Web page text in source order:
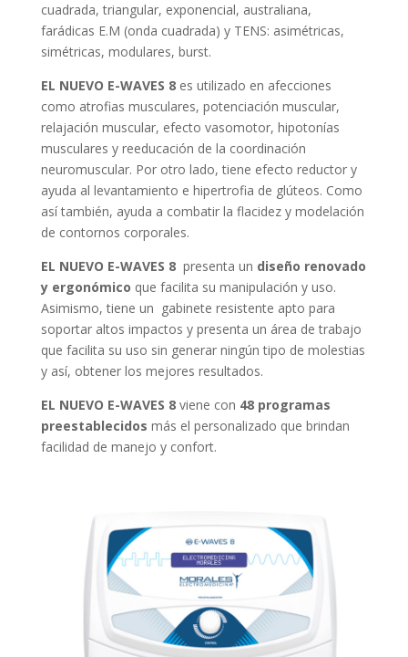
cuadrada, triangular, exponencial, australiana,
farádicas E.M (onda cuadrada) y TENS: asimétricas,
simétricas, modulares, burst.
EL NUEVO E-WAVES 8 es utilizado en afecciones
como atrofias musculares, potenciación muscular,
relajación muscular, efecto vasomotor, hipotonías
musculares y reeducación de la coordinación
neuromuscular. Por otro lado, tiene efecto reductor y
ayuda al levantamiento e hipertrofia de glúteos. Como
así también, ayuda a combatir la flacidez y modelación
de contornos corporales.
EL NUEVO E-WAVES 8 presenta un diseño renovado
y ergonómico que facilita su manipulación y uso.
Asimismo, tiene un gabinete resistente apto para
soportar altos impactos y presenta un área de trabajo
que facilita su uso sin generar ningún tipo de molestias
y así, obtener los mejores resultados.
EL NUEVO E-WAVES 8 viene con 48 programas
preestablecidos más el personalizado que brindan
facilidad de manejo y confort.